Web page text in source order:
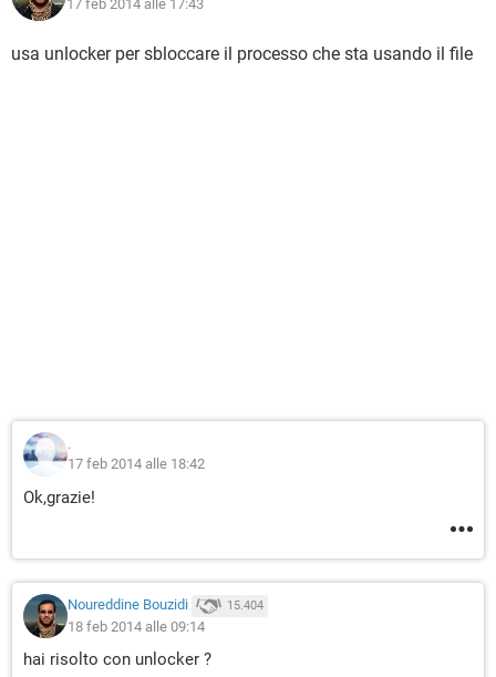
17 feb 2014 alle 17:43
usa unlocker per sbloccare il processo che sta usando il file
.
17 feb 2014 alle 18:42
Ok,grazie!
Noureddine Bouzidi 15.404
18 feb 2014 alle 09:14
hai risolto con unlocker ?